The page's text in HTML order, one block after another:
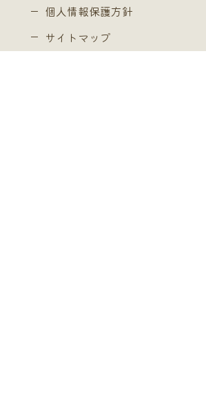
個人情報保護方針
サイトマップ